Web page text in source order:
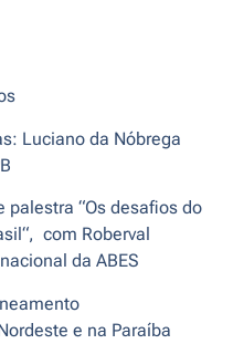
Luciano da Nóbrega
palestra “Os desafios do
com Roberval
da ABES
e na Paraíba